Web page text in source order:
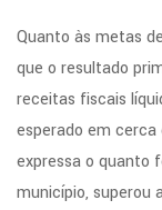
Quanto às metas
que o resultado
receitas fiscais
esperado em cerca
expressa o quanto
município, superou